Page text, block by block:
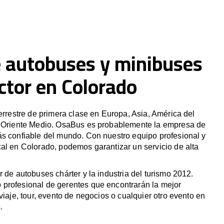
y minibuses
en Colorado
de primera clase en Europa, Asia, América del
Medio. OsaBus es probablemente la empresa de
confiable del mundo. Con nuestro equipo profesional y
en Colorado, podemos garantizar un servicio de alta
de autobuses chárter y la industria del turismo 2012.
de gerentes que encontrarán la mejor
tour, evento de negocios o cualquier otro evento en